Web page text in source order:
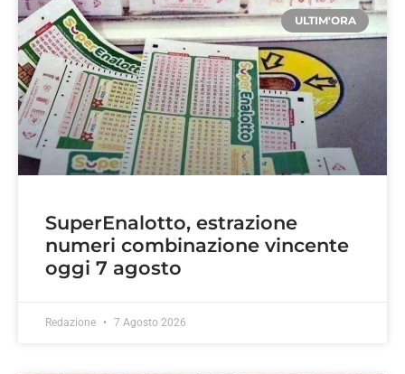
ULTIM'ORA
SuperEnalotto, estrazione
numeri combinazione vincente
oggi 7 agosto
Redazione 7 Agosto 2026